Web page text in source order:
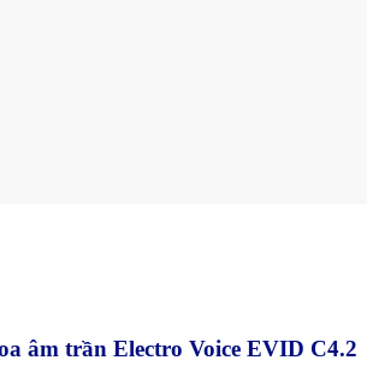
âm trần Electro Voice EVID C4.2